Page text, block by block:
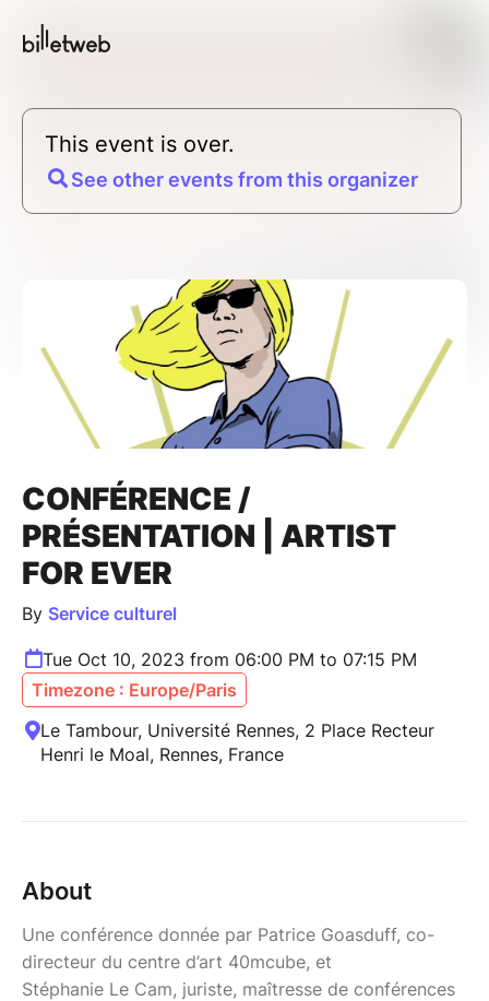
This event is over.
See other events from this organizer
CONFÉRENCE /
PRÉSENTATION | ARTIST
FOR EVER
By Service culturel
Tue Oct 10, 2023 from 06:00 PM to 07:15 PM
Timezone : Europe/Paris
Le Tambour, Université Rennes, 2 Place Recteur
Henri le Moal, Rennes, France
About
Une conférence donnée par Patrice Goasduff, co-
directeur du centre d’art 40mcube, et
Stéphanie Le Cam, juriste, maîtresse de conférences